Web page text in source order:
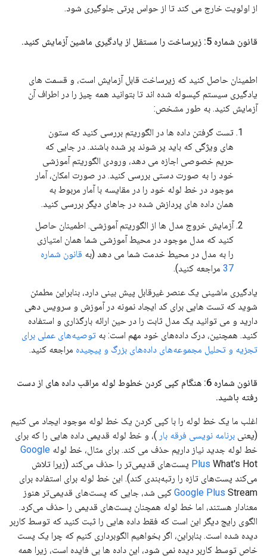
از اولویت خارج می کند تا از حواس پرتی جلوگیری شود.
قانون شماره 5: زیرساخت را مستقل از یادگیری ماشین آزمایش کنید .
اطمینان حاصل کنید که زیرساخت قابل آزمایش است، و قسمت های
یادگیری سیستم کپسوله شده اند تا بتوانید همه چیز را در اطراف آن
آزمایش کنید. به طور مشخص:
تست گرفتن داده ها در الگوریتم بررسی کنید که ستون
های ویژگی که باید پر شوند پر شده باشند. در جایی که
حریم خصوصی اجازه می دهد، ورودی الگوریتم آموزشی
خود را به صورت دستی بررسی کنید. در صورت امکان، آمار
موجود در خط لوله خود را در مقایسه با آمار مربوط به
همان داده های پردازش شده در جاهای دیگر بررسی کنید.
آزمایش خروج مدل ها از الگوریتم آموزشی. اطمینان حاصل
کنید که مدل موجود در محیط آموزشی شما همان امتیازی
را به مدل در محیط خدمت شما می دهد (به قانون شماره
37 مراجعه کنید).
یادگیری ماشینی یک عنصر غیرقابل پیش بینی دارد، بنابراین مطمئن
شوید که تست هایی برای کد ایجاد نمونه در آموزش و سرویس دهی
دارید و می توانید یک مدل ثابت را در حین ارائه بارگذاری و استفاده
کنید. همچنین، درک داده‌های خود مهم است: به توصیه‌های عملی برای
تجزیه و تحلیل مجموعه‌های داده‌های بزرگ و پیچیده مراجعه کنید.
قانون شماره 6: هنگام کپی کردن خطوط لوله مراقب داده های از دست
رفته باشید.
اغلب ما یک خط لوله را با کپی کردن یک خط لوله موجود ایجاد می کنیم
(یعنی برنامه نویسی فرقه بار )، و خط لوله قدیمی داده هایی را که برای
خط لوله جدید نیاز داریم حذف می کند. برای مثال، خط لوله Google
Plus What's Hot پست‌های قدیمی‌تر را حذف می‌کند (زیرا تلاش
می‌کند پست‌های تازه را رتبه‌بندی کند). این خط لوله برای استفاده برای
Google Plus Stream کپی شد، جایی که پست‌های قدیمی‌تر هنوز
معنادار هستند، اما خط لوله همچنان پست‌های قدیمی را حذف می‌کرد.
الگوی رایج دیگر این است که فقط داده هایی را ثبت کنید که توسط کاربر
دیده شده است. بنابراین، اگر بخواهیم الگوبرداری کنیم که چرا یک پست
خاص توسط کاربر دیده نمی شود، این داده ها بی فایده است، زیرا همه